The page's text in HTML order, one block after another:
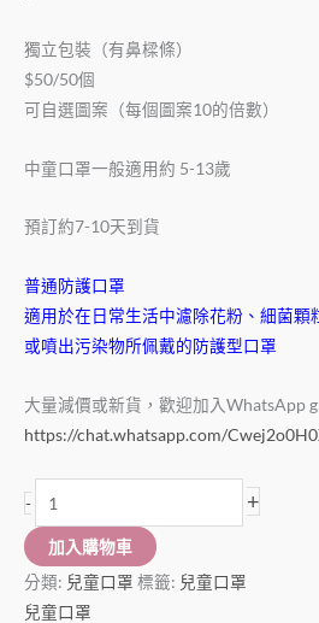
獨立包裝（有鼻樑條）
$50/50個
可自選圖案（每個圖案10的倍數）
中童口罩一般適用約 5-13歲
預訂約7-10天到貨
普通防護口罩
適用於在日常生活中濾除花粉、細菌顆
或噴出污染物所佩戴的防護型口罩
大量減價或新貨，歡迎加入WhatsApp
https://chat.whatsapp.com/
- +
加入購物車
分類: 兒童口罩 標籤: 兒童口罩
兒童口罩